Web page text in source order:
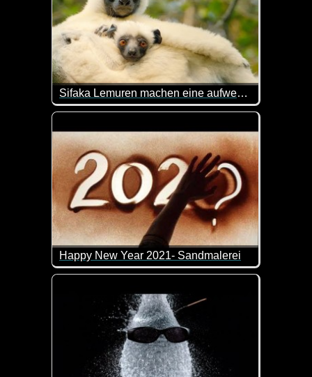
Sifaka Lemuren machen eine aufwendige Reise für Essen
Sifaka-Lemuren in Madagaskar müssen eine
Happy New Year 2021- Sandmalerei
Ein gutes Neues Jahr wünsche ich dir!